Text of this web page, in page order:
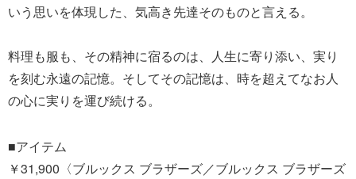
いう思いを体現した、気高き先達そのものと言える。
料理も服も、その精神に宿るのは、人生に寄り添い、実り
を刻む永遠の記憶。そしてその記憶は、時を超えてなお人
の心に実りを運び続ける。
■アイテム
￥31,900〈ブルックス ブラザーズ／ブルックス ブラザーズ